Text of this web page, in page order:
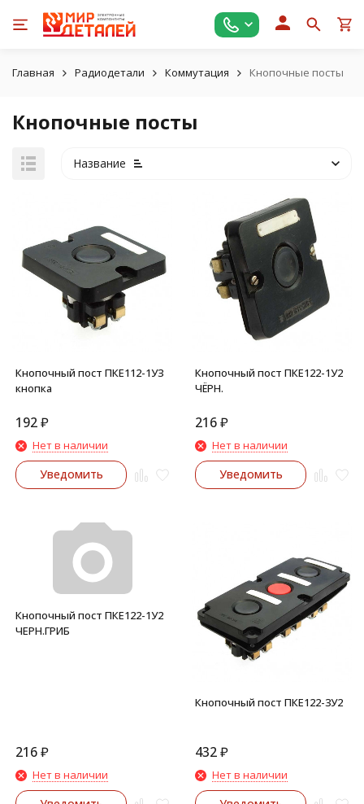
Главная Радиодетали Коммутация Кнопочные посты
Кнопочные посты
Название
Кнопочный пост ПКЕ112-1УЗ
кнопка
192₽
Нет в наличии
Уведомить
Кнопочный пост ПКЕ122-1У2
ЧЁРН.
216₽
Нет в наличии
Уведомить
Кнопочный пост ПКЕ122-1У2
ЧЕРН.ГРИБ
216₽
Нет в наличии
Кнопочный пост ПКЕ122-3У2
432₽
Нет в наличии